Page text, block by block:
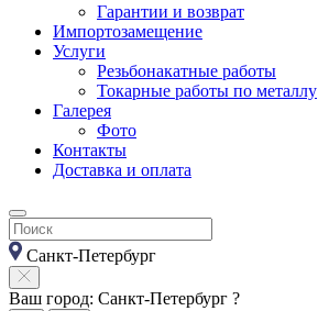
Гарантии и возврат
Импортозамещение
Услуги
Резьбонакатные работы
Токарные работы по металлу
Галерея
Фото
Контакты
Доставка и оплата
Санкт-Петербург
Ваш город: Санкт-Петербург ?